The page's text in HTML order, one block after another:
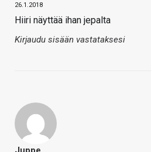
26.1.2018
Hiiri näyttää ihan jepalta
Kirjaudu sisään vastataksesi